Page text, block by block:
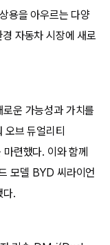
용을 아우르는 다양
자동차 시장에 새로
운 가능성과 가치를
오브 듀얼리티
련했다. 이와 함께
모델 BYD 씨라이언
.